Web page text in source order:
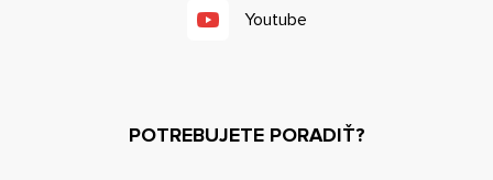
Youtube
POTREBUJETE PORADIŤ?